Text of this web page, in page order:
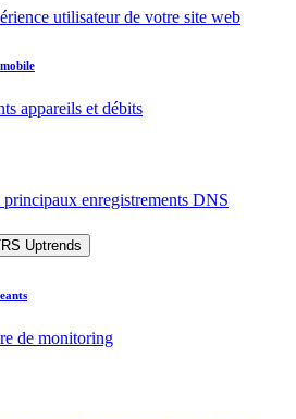
utilisateur de votre site web
appareils et débits
principaux enregistrements DNS
Uptrends
de monitoring